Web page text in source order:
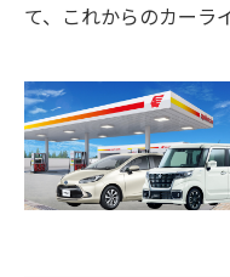
て、これからのカーラ